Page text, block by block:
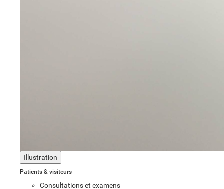
Illustration
Patients & visiteurs
Consultations et examens